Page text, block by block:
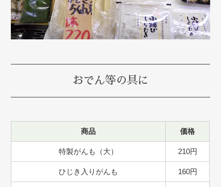
おでん等の具に
商品 価格
特製がんも（大） 210円
ひじき入りがんも 160円